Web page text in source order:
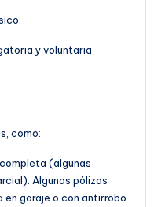
y voluntaria
como:
(algunas
Algunas pólizas
en garaje o con antirrobo